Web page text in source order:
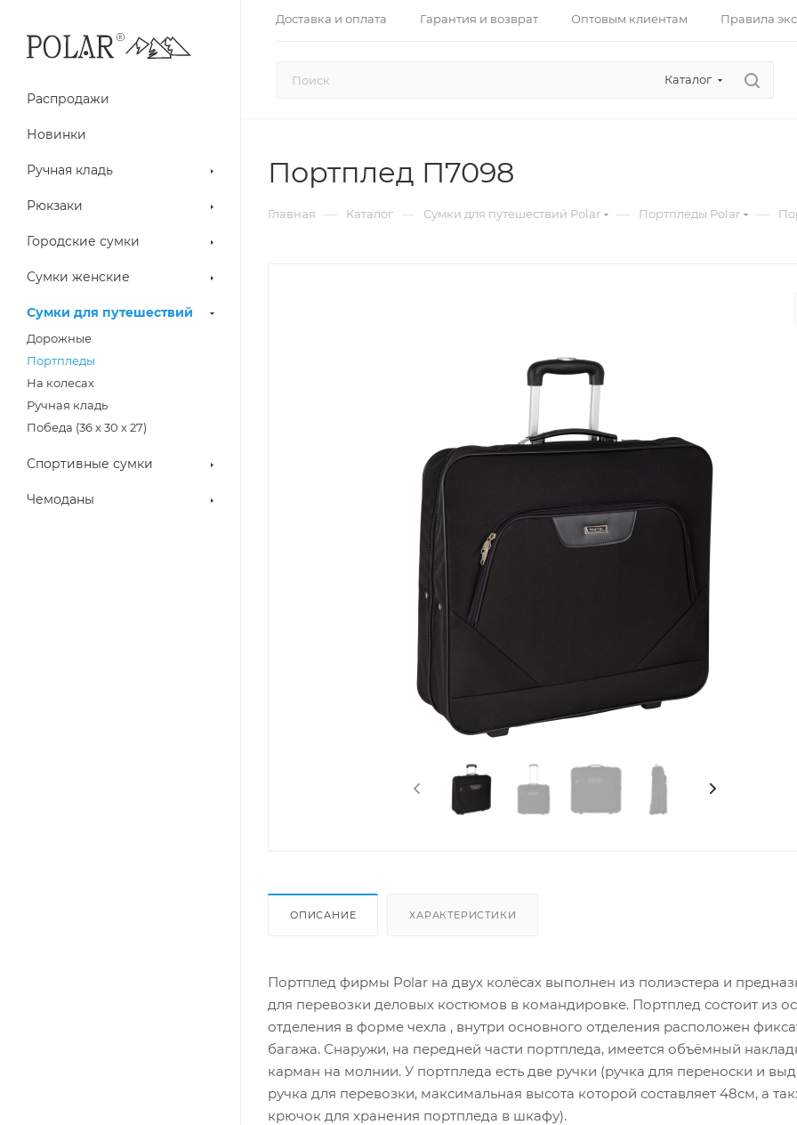
Доставка и оплата Гарантия и возврат Оптовым клиентам Правила
Каталог
Распродажи
Новинки
Ручная кладь
Рюкзаки
Городские сумки
Сумки женские
Сумки для путешествий
Дорожные
Портпледы
На колесах
Ручная кладь
Победа (36 х 30 х 27)
Спортивные сумки
Чемоданы
Портплед П7098
Главная — Каталог — Сумки для путешествий Polar — Портпледы Polar —
ОПИСАНИЕ ХАРАКТЕРИСТИКИ
Портплед фирмы Polar на двух колёсах выполнен из полиэстера и
для перевозки деловых костюмов в командировке. Портплед состоит из
отделения в форме чехла , внутри основного отделения расположен
багажа. Снаружи, на передней части портпледа, имеется объёмный
карман на молнии. У портпледа есть две ручки (ручка для переноски и
ручка для перевозки, максимальная высота которой составляет 48см, а
крючок для хранения портпледа в шкафу).